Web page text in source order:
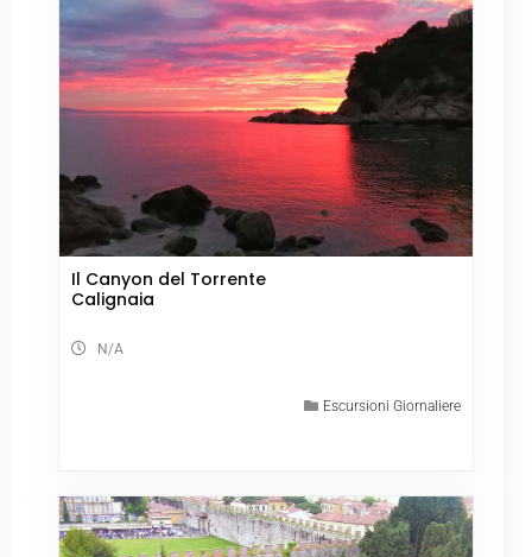
Il Canyon del Torrente
Calignaia
N/A
Escursioni Giornaliere